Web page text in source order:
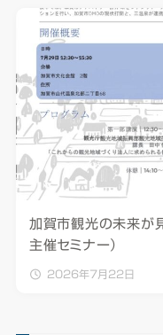
加賀市観光の未来が
主催セミナー）
2026年7月22日